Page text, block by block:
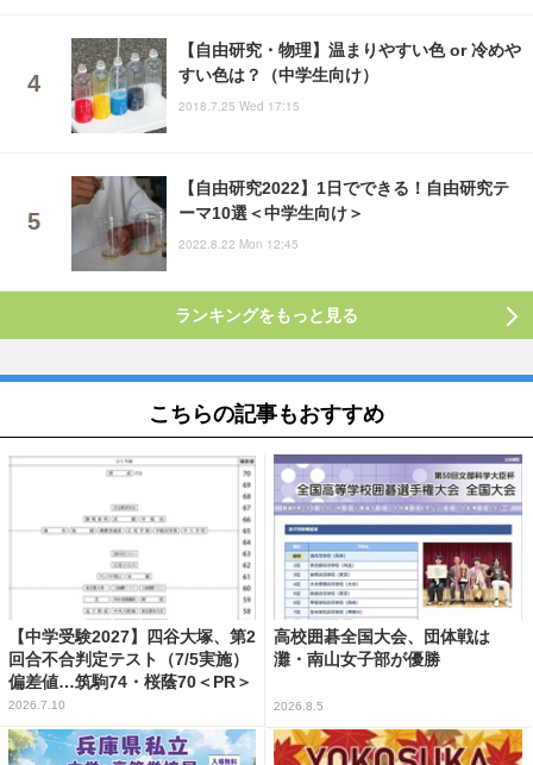
【自由研究・物理】温まりやすい色 or 冷めや
すい色は？（中学生向け）
2018.7.25 Wed 17:15
【自由研究2022】1日でできる！自由研究テ
ーマ10選＜中学生向け＞
2022.8.22 Mon 12:45
ランキングをもっと見る
こちらの記事もおすすめ
【中学受験2027】四谷大塚、第2
回合不合判定テスト（7/5実施）
偏差値…筑駒74・桜蔭70＜PR＞
2026.7.10
高校囲碁全国大会、団体戦は
灘・南山女子部が優勝
2026.8.5